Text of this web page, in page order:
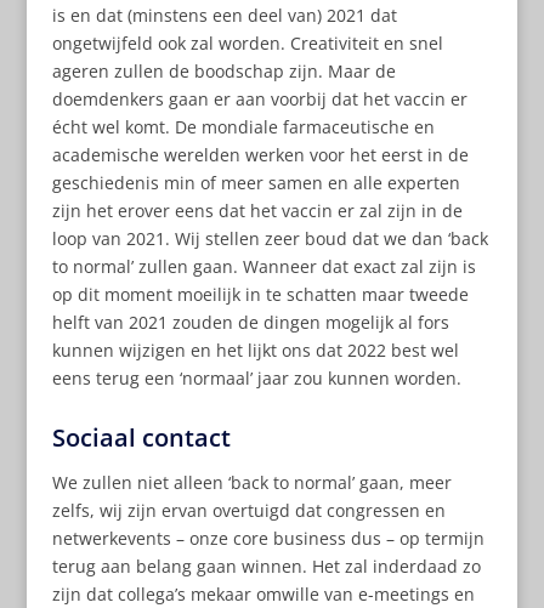
is en dat (minstens een deel van) 2021 dat
ongetwijfeld ook zal worden. Creativiteit en snel
ageren zullen de boodschap zijn. Maar de
doemdenkers gaan er aan voorbij dat het vaccin er
écht wel komt. De mondiale farmaceutische en
academische werelden werken voor het eerst in de
geschiedenis min of meer samen en alle experten
zijn het erover eens dat het vaccin er zal zijn in de
loop van 2021. Wij stellen zeer boud dat we dan ‘back
to normal’ zullen gaan. Wanneer dat exact zal zijn is
op dit moment moeilijk in te schatten maar tweede
helft van 2021 zouden de dingen mogelijk al fors
kunnen wijzigen en het lijkt ons dat 2022 best wel
eens terug een ‘normaal’ jaar zou kunnen worden.
Sociaal contact
We zullen niet alleen ‘back to normal’ gaan, meer
zelfs, wij zijn ervan overtuigd dat congressen en
netwerkevents – onze core business dus – op termijn
terug aan belang gaan winnen. Het zal inderdaad zo
zijn dat collega’s mekaar omwille van e-meetings en